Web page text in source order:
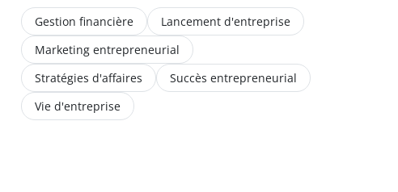
Gestion financière
Lancement d'entreprise
Marketing entrepreneurial
Stratégies d'affaires
Succès entrepreneurial
Vie d'entreprise